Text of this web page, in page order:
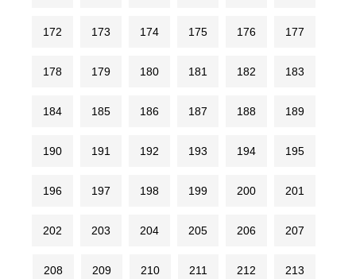
172 173 174 175 176 177
178 179 180 181 182 183
184 185 186 187 188 189
190 191 192 193 194 195
196 197 198 199 200 201
202 203 204 205 206 207
208 209 210 211 212 213